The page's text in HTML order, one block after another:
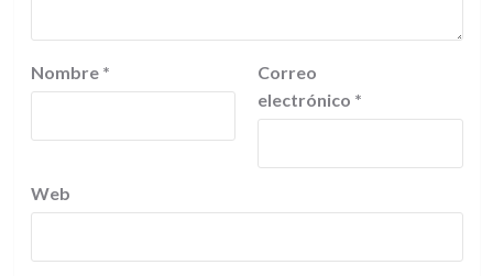
Nombre *
Correo
electrónico *
Web